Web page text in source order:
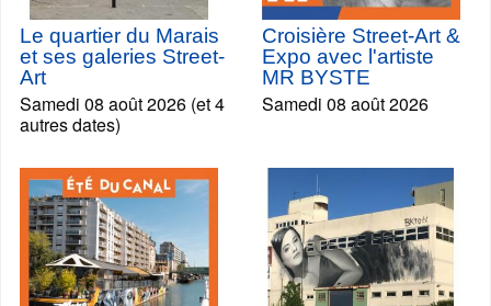
Le quartier du Marais
et ses galeries Street-
Art
Samedi 08 août 2026 (et 4
autres dates)
Croisière Street-Art &
Expo avec l'artiste
MR BYSTE
Samedi 08 août 2026